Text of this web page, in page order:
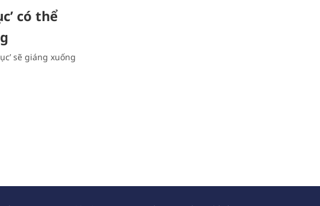
có thể
sẽ giáng xuống